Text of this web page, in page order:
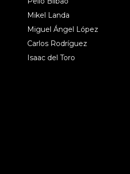
Mikel Landa
Miguel Ángel López
Carlos Rodríguez
Isaac del Toro